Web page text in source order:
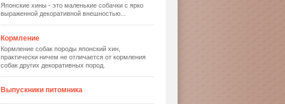
Японские хины - это маленькие собачки с ярко
выраженной декоративной внешностью...
Кормление
Кормление собак породы японский хин,
практически ничем не отличается от кормления
собак других декоративных пород.
Выпускники питомника